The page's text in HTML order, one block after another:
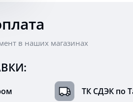
в наших магазинах
ТК СДЭК по